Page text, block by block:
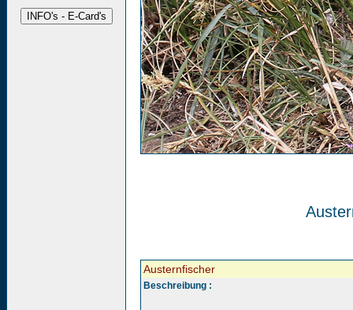
Austernfischer
Beschreibung :